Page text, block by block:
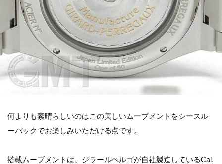
何よりも素晴らしいのはこの美しいムーブメントをシースル
ーバックでお楽しみいただける点です。
搭載ムーブメントは、ジラールペルゴが自社製造しているCal.